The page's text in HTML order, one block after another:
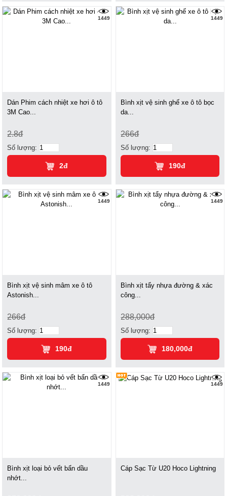
1449
Dán Phim cách nhiệt xe hơi ô tô
3M Cao...
2.8đ
Số lượng:
2đ
1449
Bình xịt vệ sinh ghế xe ô tô bọc
da...
266đ
Số lượng:
190đ
1449
Bình xịt vệ sinh mâm xe ô tô
Astonish...
266đ
Số lượng:
190đ
1449
Bình xịt tẩy nhựa đường & xác
công...
288,000đ
Số lượng:
180,000đ
1449
Bình xịt loại bỏ vết bẩn dầu
nhớt...
1449
Cáp Sạc Từ U20 Hoco Lightning